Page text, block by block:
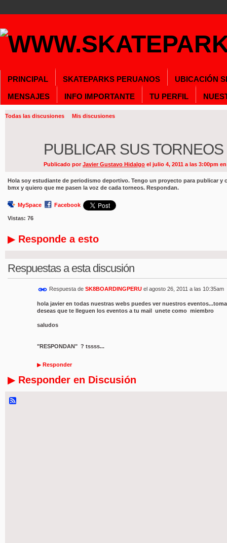
PRINCIPAL SKATEPARKS PERUANOS
UBICACIÓN
MENSAJES
INFO IMPORTANTE TU PERFIL
Todas las discusiones Mis discusiones
PUBLICAR SUS TORNEOS
Publicado porJavier Gustavo Hidalgo el julio 4, 2011 a las 3:00pm
Hola soy estudiante de periodismo deportivo. Tengo un proyecto para publicar
bmx y quiero que me pasen la voz de cada torneos. Respondan.
MySpace Facebook
Vistas: 76
▶ Responde a esto
Respuestas a esta discusión
Respuesta de SK8BOARDINGPERU el agosto 26, 2011 a las 10:35am
hola javier en todas nuestras webs puedes ver nuestros
deseas que te lleguen los eventos a tu mail unete como miembro
saludos
"RESPONDAN" ? tssss...
▶ Responder
▶ Responder en Discusión